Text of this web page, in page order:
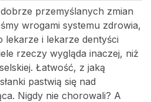
przemyślanych zmian
wrogami systemu zdrowia,
lekarze i lekarze dentyści
rzeczy wygląda inaczej, niż
Łatwość, z jaką
pastwią się nad
Nigdy nie chorowali? A